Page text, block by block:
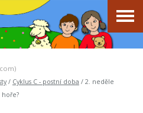
/ Cyklus C - postní doba / 2. neděle
hoře?